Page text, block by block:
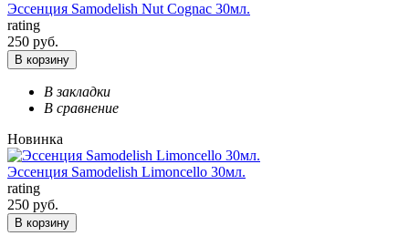
Эссенция Samodelish Nut Cognac 30мл.
rating
250 руб.
В корзину
В закладки
В сравнение
Новинка
Эссенция Samodelish Limoncello 30мл.
rating
250 руб.
В корзину